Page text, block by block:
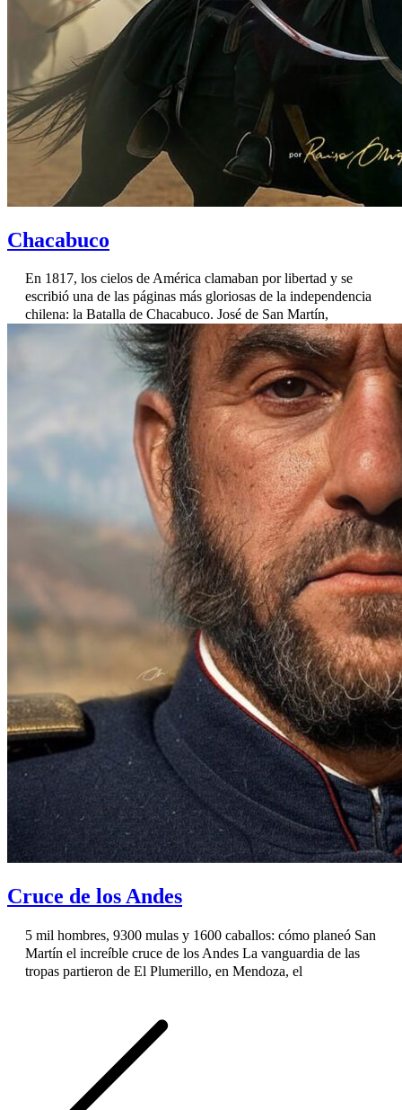
Chacabuco
En 1817, los cielos de América clamaban por libertad y se
escribió una de las páginas más gloriosas de la independencia
chilena: la Batalla de Chacabuco. José de San Martín,
Cruce de los Andes
5 mil hombres, 9300 mulas y 1600 caballos: cómo planeó San
Martín el increíble cruce de los Andes La vanguardia de las
tropas partieron de El Plumerillo, en Mendoza, el